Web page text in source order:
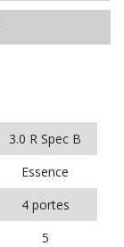
3.0 R Spec B
Essence
4 portes
5